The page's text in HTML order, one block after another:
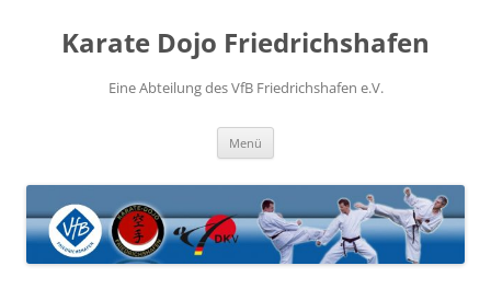
springenKarate Dojo Friedrichshafen
Eine Abteilung des VfB Friedrichshafen e.V.
Menü